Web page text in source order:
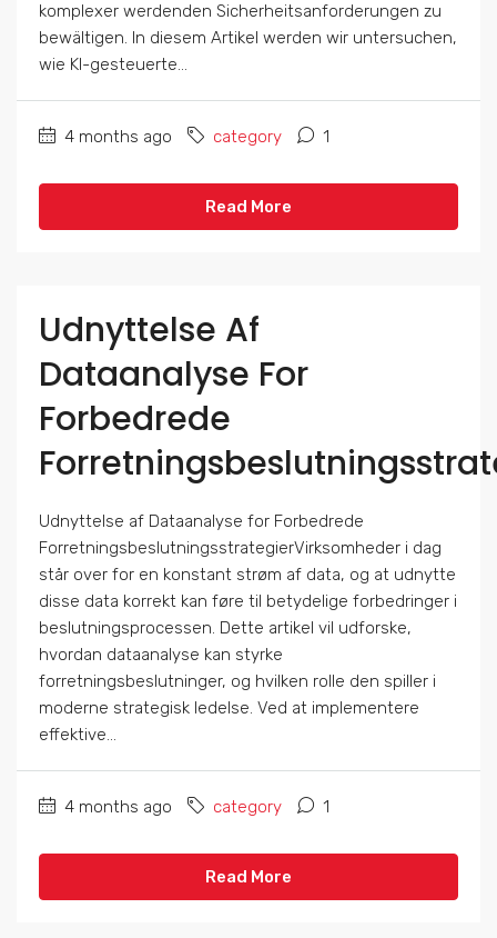
komplexer werdenden Sicherheitsanforderungen zu
bewältigen. In diesem Artikel werden wir untersuchen,
wie KI-gesteuerte...
4 months ago category 1
Read More
Udnyttelse Af
Dataanalyse For
Forbedrede
Udnyttelse af Dataanalyse for Forbedrede
ForretningsbeslutningsstrategierVirksomheder i dag
står over for en konstant strøm af data, og at udnytte
disse data korrekt kan føre til betydelige forbedringer i
beslutningsprocessen. Dette artikel vil udforske,
hvordan dataanalyse kan styrke
forretningsbeslutninger, og hvilken rolle den spiller i
moderne strategisk ledelse. Ved at implementere
effektive...
4 months ago category 1
Read More